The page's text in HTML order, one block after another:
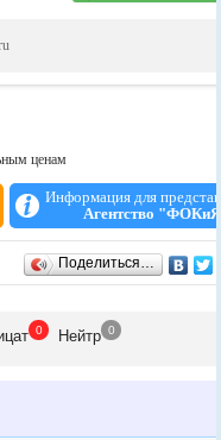
ценам
Информация для
Агентство
Поделиться…
0 Нейтр 0